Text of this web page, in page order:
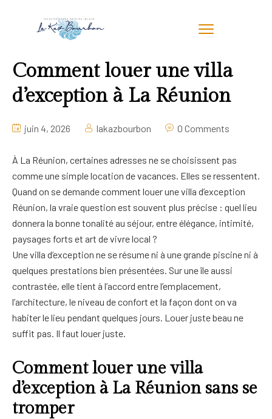
Comment louer une villa
d’exception à La Réunion
juin 4, 2026 lakazbourbon 0 Comments
À La Réunion, certaines adresses ne se choisissent pas
comme une simple location de vacances. Elles se ressentent.
Quand on se demande comment louer une villa d’exception
Réunion, la vraie question est souvent plus précise : quel lieu
donnera la bonne tonalité au séjour, entre élégance, intimité,
paysages forts et art de vivre local ?
Une villa d’exception ne se résume ni à une grande piscine ni à
quelques prestations bien présentées. Sur une île aussi
contrastée, elle tient à l’accord entre l’emplacement,
l’architecture, le niveau de confort et la façon dont on va
habiter le lieu pendant quelques jours. Louer juste beau ne
suffit pas. Il faut louer juste.
Comment louer une villa
d’exception à La Réunion sans se
tromper